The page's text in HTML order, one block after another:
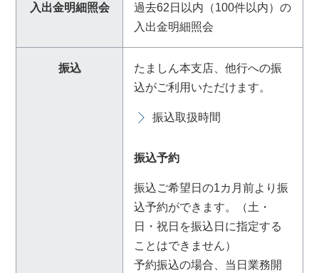
入出金明細照会
過去62日以内（100件以内）の
入出金明細照会
振込
たましん本支店、他行への振
込がご利用いただけます。
振込取扱時間
振込予約
振込ご希望日の1カ月前より振
込予約ができます。（土・
日・祝日を振込日に指定する
ことはできません）
予約振込の場合、当日業務開